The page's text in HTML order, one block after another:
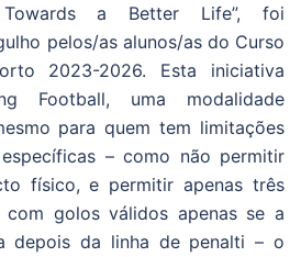
Towards a Better Life”, foi
pelos/as alunos/as do Curso
2023-2026. Esta iniciativa
Football, uma modalidade
para quem tem limitações
– como não permitir
físico, e permitir apenas três
golos válidos apenas se a
depois da linha de penalti – o